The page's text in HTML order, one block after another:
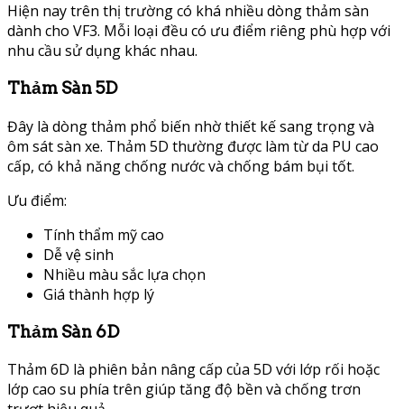
Hiện nay trên thị trường có khá nhiều dòng thảm sàn
dành cho VF3. Mỗi loại đều có ưu điểm riêng phù hợp với
nhu cầu sử dụng khác nhau.
Thảm Sàn 5D
Đây là dòng thảm phổ biến nhờ thiết kế sang trọng và
ôm sát sàn xe. Thảm 5D thường được làm từ da PU cao
cấp, có khả năng chống nước và chống bám bụi tốt.
Ưu điểm:
Tính thẩm mỹ cao
Dễ vệ sinh
Nhiều màu sắc lựa chọn
Giá thành hợp lý
Thảm Sàn 6D
Thảm 6D là phiên bản nâng cấp của 5D với lớp rối hoặc
lớp cao su phía trên giúp tăng độ bền và chống trơn